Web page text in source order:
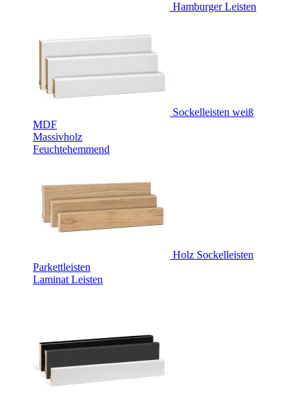
Hamburger Leisten
Sockelleisten weiß
MDF
Massivholz
Feuchtehemmend
Holz Sockelleisten
Parkettleisten
Laminat Leisten